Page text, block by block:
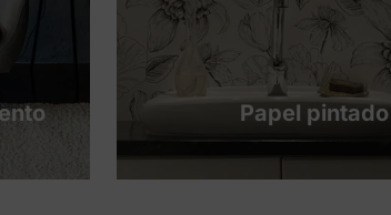
Papel pintado